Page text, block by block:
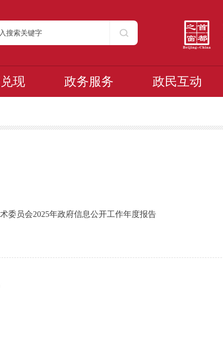
现 政务服务 政民互动
委员会2025年政府信息公开工作年度报告